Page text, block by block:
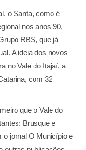
o Santa, como é
nos anos 90,
RBS, que já
A ideia dos novos
no Vale do Itajaí, a
com 32
que o Vale do
Brusque e
o jornal O Município e